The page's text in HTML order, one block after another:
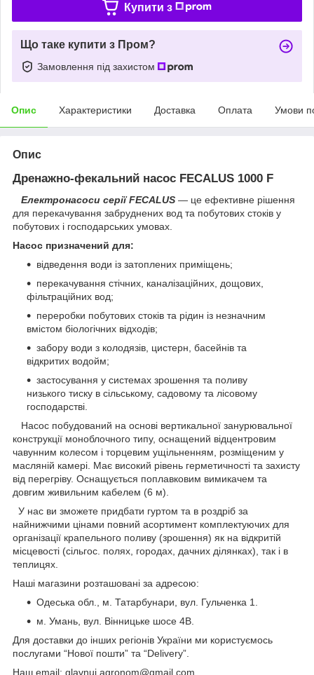
Купити з
Що таке купити з Пром?
Замовлення під захистом
Опис Характеристики Доставка Оплата Умови
Опис
Дренажно-фекальний насос FECALUS 1000 F
Електронасоси серіїFECALUS — це ефективне рішення
для перекачування забруднених вод та побутових стоків у
побутових і господарських умовах.
Насос призначений для:
відведення води із затоплених приміщень;
перекачування стічних, каналізаційних, дощових,
фільтраційних вод;
переробки побутових стоків та рідин із незначним
вмістом біологічних відходів;
забору води з колодязів, цистерн, басейнів та
відкритих водойм;
застосування у системах зрошення та поливу
низького тиску в сільському, садовому та лісовому
господарстві.
Насос побудований на основі вертикальної занурювальної
конструкції моноблочного типу, оснащений відцентровим
чавунним колесом і торцевим ущільненням, розміщеним у
масляній камері. Має високий рівень герметичності та захисту
від перегріву. Оснащується поплавковим вимикачем та
довгим живильним кабелем (6 м).
У нас ви зможете придбати гуртом та в роздріб за
найнижчими цінами повний асортимент комплектуючих для
організації крапельного поливу (зрошення) як на відкритій
місцевості (сільгос. полях, городах, дачних ділянках), так і в
теплицях.
Наші магазини розташовані за адресою:
Одеська обл., м. Татарбунари, вул. Гульченка 1.
м. Умань, вул. Вінницьке шосе 4В.
Для доставки до інших регіонів України ми користуємось
послугами “Нової пошти” та “Delivery”.
Наш email: glavnui.agronom@gmail.com